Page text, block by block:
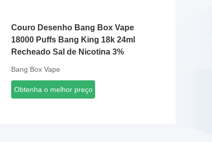
Couro Desenho Bang Box Vape
18000 Puffs Bang King 18k 24ml
Recheado Sal de Nicotina 3%
Bang Box Vape
Obtenha o melhor preço